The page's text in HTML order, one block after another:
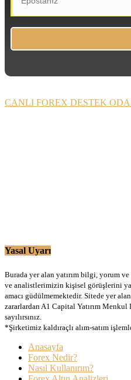
CANLI FOREX DESTEK
Yasal Uyarı
Burada yer alan yatırım bilgi, yorum
ve analistlerimizin kişisel görüşlerini
amacı güdülmemektedir. Sitede yer
zararlardan A1 Capital Yatırım
sayılırsınız.
*Şirketimiz kaldıraçlı alım-satım
Anasayfa
Forex Nedir?
Nasıl Kullanırım?